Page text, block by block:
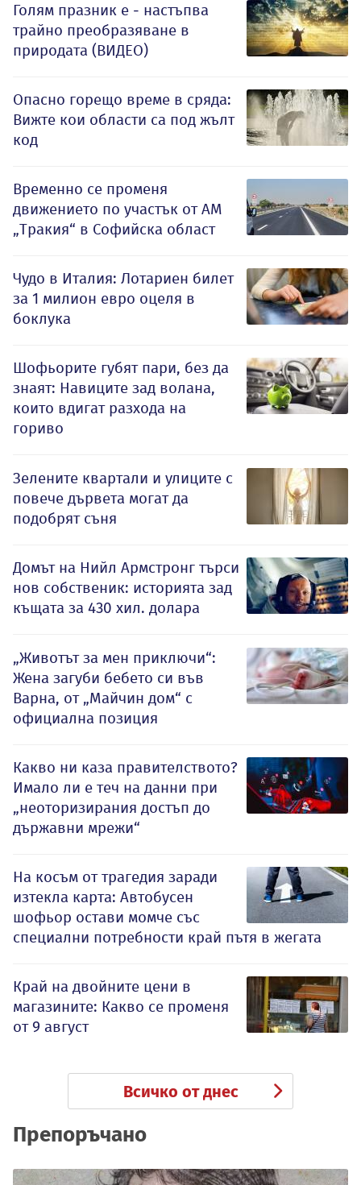
Голям празник е - настъпва
трайно преобразяване в
природата (ВИДЕО)
Опасно горещо време в сряда:
Вижте кои области са под жълт
код
Временно се променя
движението по участък от АМ
„Тракия“ в Софийска област
Чудо в Италия: Лотариен билет
за 1 милион евро оцеля в
боклука
Шофьорите губят пари, без да
знаят: Навиците зад волана,
които вдигат разхода на
гориво
Зелените квартали и улиците с
повече дървета могат да
подобрят съня
Домът на Нийл Армстронг търси
нов собственик: историята зад
къщата за 430 хил. долара
„Животът за мен приключи“:
Жена загуби бебето си във
Варна, от „Майчин дом“ с
официална позиция
Какво ни каза правителството?
Имало ли е теч на данни при
„неоторизирания достъп до
държавни мрежи“
На косъм от трагедия заради
изтекла карта: Автобусен
шофьор остави момче със
специални потребности край пътя в жегата
Край на двойните цени в
магазините: Какво се променя
от 9 август
Всичко от днес
Препоръчано